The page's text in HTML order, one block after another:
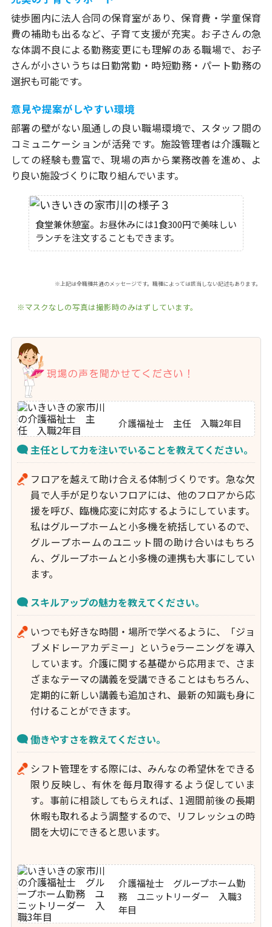
徒歩圏内に法人合同の保育室があり、保育費・学童保育
費の補助も出るなど、子育て支援が充実。お子さんの急
な体調不良による勤務変更にも理解のある職場で、お子
さんが小さいうちは日勤常勤・時短勤務・パート勤務の
選択も可能です。
意見や提案がしやすい環境
部署の壁がない風通しの良い職場環境で、スタッフ間の
コミュニケーションが活発です。施設管理者は介護職と
しての経験も豊富で、現場の声から業務改善を進め、よ
り良い施設づくりに取り組んでいます。
食堂兼休憩室。お昼休みには1食300円で美味しい
ランチを注文することもできます。
※上記は全職種共通のメッセージです。職種によっては該当しない記述もあります。
※マスクなしの写真は撮影時のみはずしています。
介護福祉士 主任 入職2年目
主任として力を注いでいることを教えてください。
フロアを越えて助け合える体制づくりです。急な欠
員で人手が足りないフロアには、他のフロアから応
援を呼び、臨機応変に対応するようにしています。
私はグループホームと小多機を統括しているので、
グループホームのユニット間の助け合いはもちろ
ん、グループホームと小多機の連携も大事にしてい
ます。
スキルアップの魅力を教えてください。
いつでも好きな時間・場所で学べるように、「ジョ
ブメドレーアカデミー」というeラーニングを導入
しています。介護に関する基礎から応用まで、さま
ざまなテーマの講義を受講できることはもちろん、
定期的に新しい講義も追加され、最新の知識も身に
付けることができます。
働きやすさを教えてください。
シフト管理をする際には、みんなの希望休をできる
限り反映し、有休を毎月取得するよう促していま
す。事前に相談してもらえれば、1週間前後の長期
休暇も取れるよう調整するので、リフレッシュの時
間を大切にできると思います。
介護福祉士 グループホーム勤
務 ユニットリーダー 入職3
年目